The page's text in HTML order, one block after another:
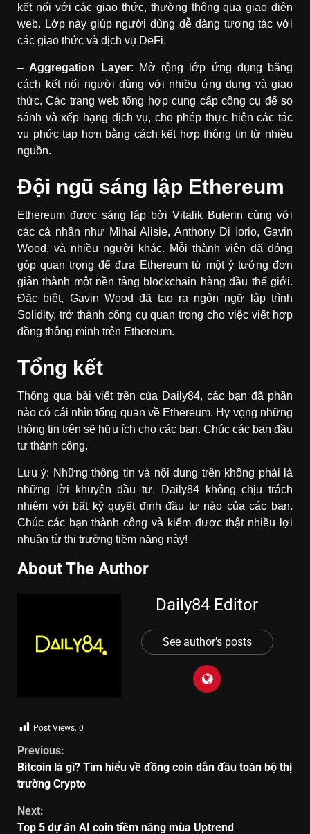
kết nối với các giao thức, thường thông qua giao diện
web. Lớp này giúp người dùng dễ dàng tương tác với
các giao thức và dịch vụ DeFi.
– Aggregation Layer: Mở rộng lớp ứng dụng bằng
cách kết nối người dùng với nhiều ứng dụng và giao
thức. Các trang web tổng hợp cung cấp công cụ để so
sánh và xếp hạng dịch vụ, cho phép thực hiện các tác
vụ phức tạp hơn bằng cách kết hợp thông tin từ nhiều
nguồn.
Đội ngũ sáng lập Ethereum
Ethereum được sáng lập bởi Vitalik Buterin cùng với
các cá nhân như Mihai Alisie, Anthony Di Iorio, Gavin
Wood, và nhiều người khác. Mỗi thành viên đã đóng
góp quan trọng để đưa Ethereum từ một ý tưởng đơn
giản thành một nền tảng blockchain hàng đầu thế giới.
Đặc biệt, Gavin Wood đã tạo ra ngôn ngữ lập trình
Solidity, trở thành công cụ quan trọng cho việc viết hợp
đồng thông minh trên Ethereum.
Tổng kết
Thông qua bài viết trên của Daily84, các bạn đã phần
nào có cái nhìn tổng quan về Ethereum. Hy vọng những
thông tin trên sẽ hữu ích cho các bạn. Chúc các bạn đầu
tư thành công.
Lưu ý: Những thông tin và nội dung trên không phải là
những lời khuyên đầu tư. Daily84 không chịu trách
nhiệm với bất kỳ quyết định đầu tư nào của các bạn.
Chúc các bạn thành công và kiếm được thật nhiều lợi
nhuận từ thị trường tiềm năng này!
About The Author
Daily84 Editor
See author's posts
Post Views: 0
Previous:
Bitcoin là gì? Tìm hiểu về đồng coin dẫn đầu toàn bộ thị
trường Crypto
Next:
Top 5 dự án AI coin tiềm năng mùa Uptrend